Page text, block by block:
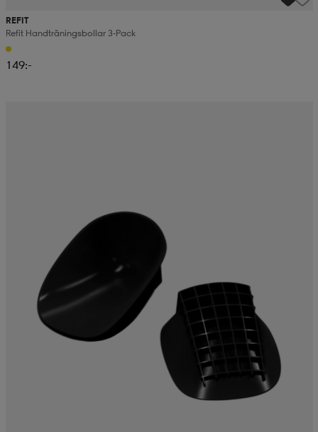
REFIT
Refit Handträningsbollar 3-Pack
149:-